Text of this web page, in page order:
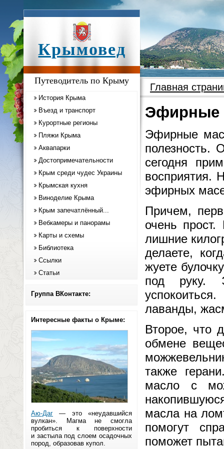
Крымовед
Путеводитель по Крыму
История Крыма
Въезд и транспорт
Курортные регионы
Пляжи Крыма
Аквапарки
Достопримечательности
Крым среди чудес Украины
Крымская кухня
Виноделие Крыма
Крым запечатлённый...
Вебкамеры и панорамы
Карты и схемы
Библиотека
Ссылки
Статьи
Группа ВКонтакте:
Интересные факты о Крыме:
Аю-Даг — это «неудавшийся
вулкан». Магма не смогла
пробиться к поверхности
и застыла под слоем осадочных
пород, образовав купол.
Главная
Эфирные
Эфирные
полезность.
сегодня
восприятия.
эфирных
Причем,
очень
лишние
делаете,
жуете
под руку.
лаванды,
Второе, что
обмене
также
масло с
масла на
помогут
поможет